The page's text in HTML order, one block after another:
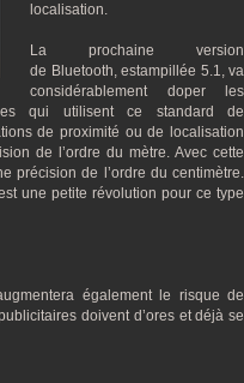
localisation.
La prochaine version
de Bluetooth, estampillée 5.1, va
considérablement doper les
qui utilisent ce standard de
de proximité ou de localisation
de l’ordre du mètre. Avec cette
précision de l’ordre du centimètre.
une petite révolution pour ce type
également le risque de
doivent d’ores et déjà se